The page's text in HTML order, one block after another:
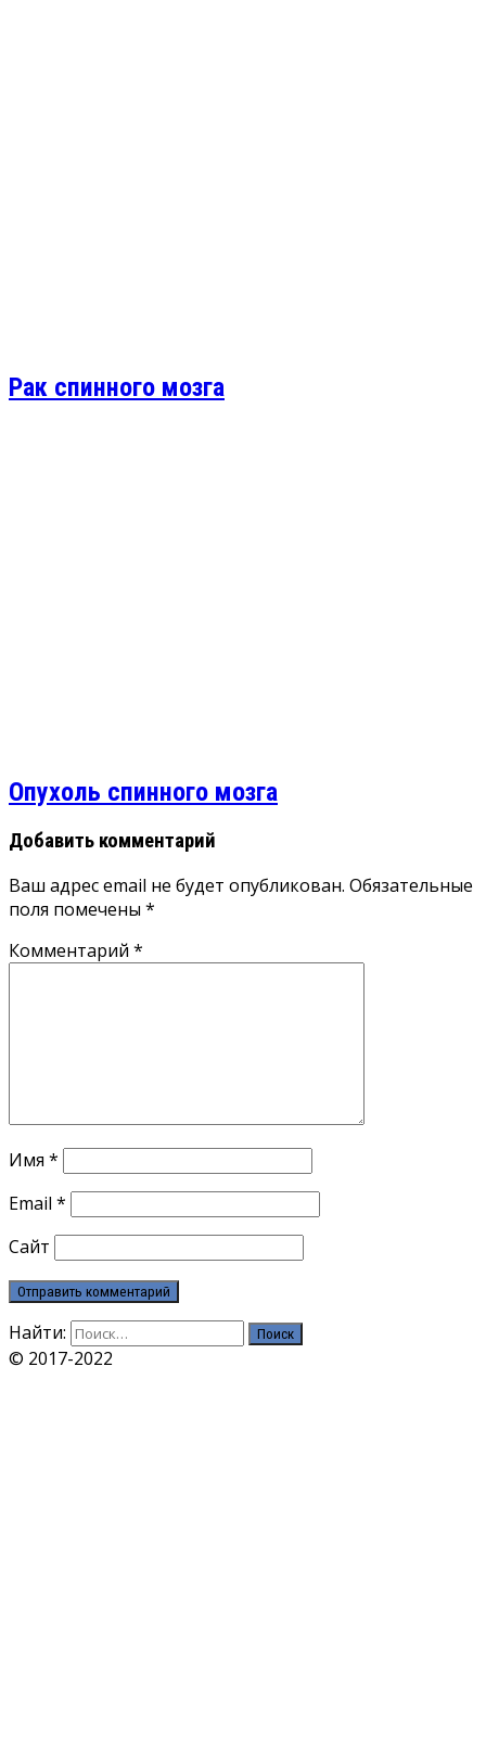
Рак спинного мозга
Опухоль спинного мозга
Добавить комментарий
Ваш адрес email не будет опубликован. Обязательные
поля помечены *
Комментарий *
Имя *
Email *
Сайт
Найти:
© 2017-2022